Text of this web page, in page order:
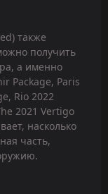
также
получить
а именно
Package, Paris
Rio 2022
2021 Vertigo
насколько
часть,